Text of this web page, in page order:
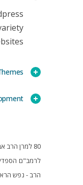
80 למרן הרב אבינר
לרמב"ם
הרב - נפש